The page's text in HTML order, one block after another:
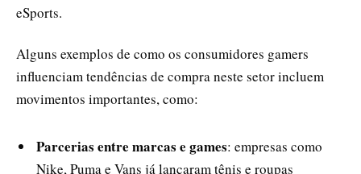
eSports.
Alguns exemplos de como os consumidores gamers
influenciam tendências de compra neste setor incluem
movimentos importantes, como:
Parcerias entre marcas e games: empresas como
Nike, Puma e Vans já lançaram tênis e roupas